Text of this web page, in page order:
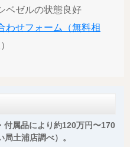
ベゼルの状態良好
わせフォーム（無料相
付属品により約120万円〜170
土浦店調べ）。